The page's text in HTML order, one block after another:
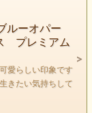
を呼ぼう
に満ちた
ルーオパー
プレミアム
愛らしい印象です
きたい気持ちして